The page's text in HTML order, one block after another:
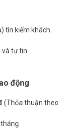
tìn kiếm khách
và tự tin
động
(Thỏa thuận theo